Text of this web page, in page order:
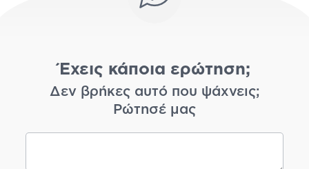
Έχεις κάποια ερώτηση;
Δεν βρήκες αυτό που ψάχνεις;
Ρώτησέ μας